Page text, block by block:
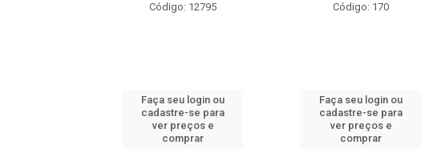
Código: 12795
Faça seu login ou
cadastre-se para
ver preços e
comprar
Código: 170
Faça seu login ou
cadastre-se para
ver preços e
comprar